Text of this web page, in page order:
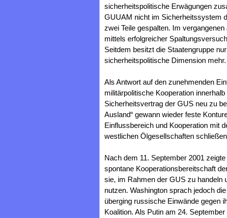
sicherheitspolitische Erwägungen
GUUAM nicht im Sicherheitssystem
zwei Teile gespalten. Im
mittels erfolgreicher
Seitdem besitzt die Staatengruppe
sicherheitspolitische Dimension mehr.
Als Antwort auf den zunehmenden
militärpolitische Kooperation
Sicherheitsvertrag der GUS neu zu
Ausland“ gewann wieder feste
Einflussbereich und Kooperation mit
westlichen Ölgesellschaften
Nach dem 11. September 2001
spontane Kooperationsbereitschaft
sie, im Rahmen der GUS zu handeln
nutzen. Washington sprach jedoch
überging russische Einwände gegen
Koalition. Als Putin am 24.